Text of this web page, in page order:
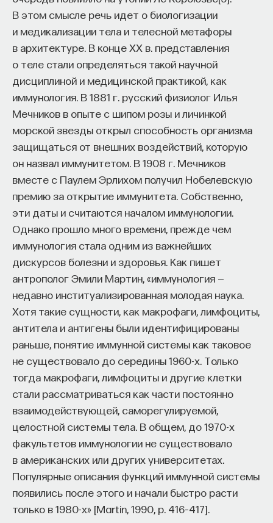
В этом смысле речь идет о биологизации
и медикализации тела и телесной метафоры
в архитектуре. В конце ХХ в. представления
о теле стали определяться такой научной
дисциплиной и медицинской практикой, как
иммунология. В 1881 г. русский физиолог Илья
Мечников в опыте с шипом розы и личинкой
морской звезды открыл способность организма
защищаться от внешних воздействий, которую
он назвал иммунитетом. В 1908 г. Мечников
вместе с Паулем Эрлихом получил Нобелевскую
премию за открытие иммунитета. Собственно,
эти даты и считаются началом иммунологии.
Однако прошло много времени, прежде чем
иммунология стала одним из важнейших
дискурсов болезни и здоровья. Как пишет
антрополог Эмили Мартин, «иммунология —
недавно институализированная молодая наука.
Хотя такие сущности, как макрофаги, лимфоциты,
антитела и антигены были идентифицированы
раньше, понятие иммунной системы как таковое
не существовало до середины 1960-х. Только
тогда макрофаги, лимфоциты и другие клетки
стали рассматриваться как части постоянно
взаимодействующей, саморегулируемой,
целостной системы тела. В общем, до 1970-х
факультетов иммунологии не существовало
в американских или других университетах.
Популярные описания функций иммунной системы
появились после этого и начали быстро расти
только в 1980-х» [Martin, 1990, р. 416–417].